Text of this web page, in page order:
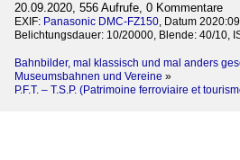
20.09.2020, 556 Aufrufe, 0 Kommentare
EXIF: Panasonic DMC-FZ150, Datum
Belichtungsdauer: 10/20000, Blende: 40/10,
Bahnbilder, mal klassisch und mal anders
Museumsbahnen und Vereine »
P.F.T. – T.S.P. (Patrimoine ferroviaire et